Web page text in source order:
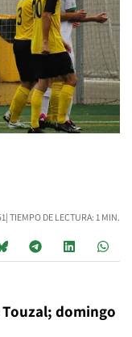
| TIEMPO DE LECTURA: 1 MIN.
Touzal; domingo